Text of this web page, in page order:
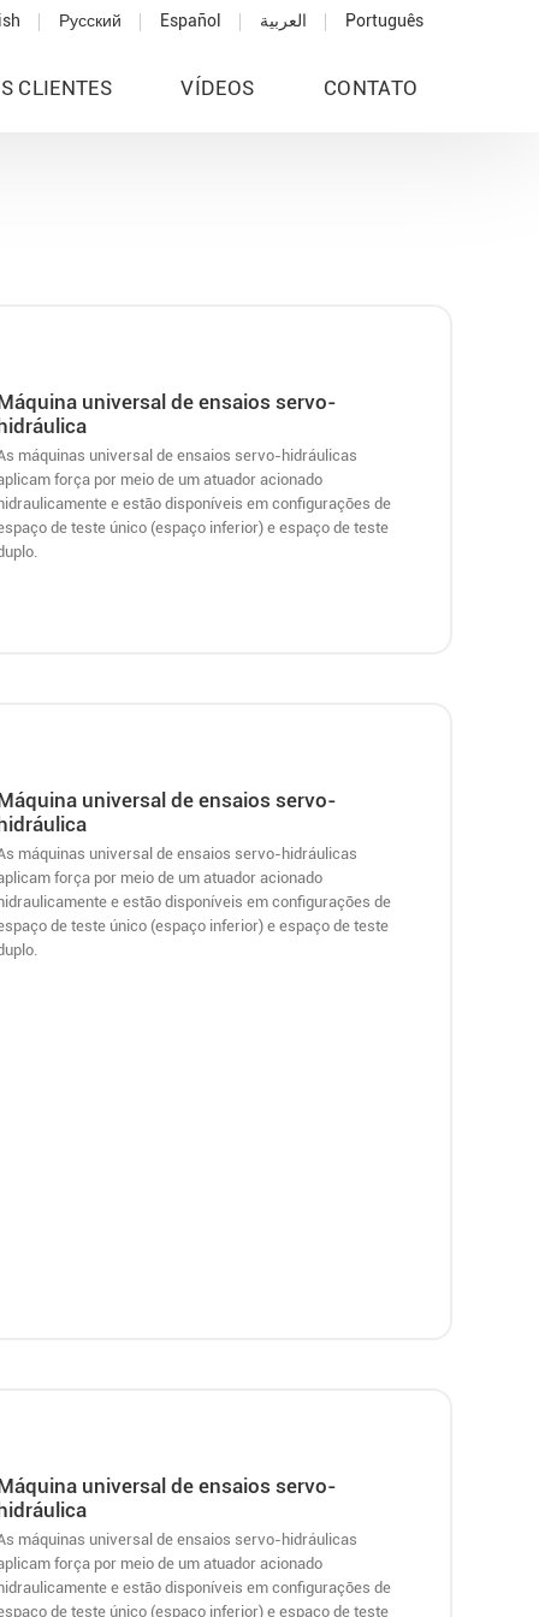
Русский Español العربية Português
CLIENTES VÍDEOS CONTATO
universal de ensaios servo-
máquinas universal de ensaios servo-hidráulicas
força por meio de um atuador acionado
e estão disponíveis em configurações de
de teste único (espaço inferior) e espaço de teste
universal de ensaios servo-
máquinas universal de ensaios servo-hidráulicas
força por meio de um atuador acionado
e estão disponíveis em configurações de
de teste único (espaço inferior) e espaço de teste
universal de ensaios servo-
hidráulica
máquinas universal de ensaios servo-hidráulicas
força por meio de um atuador acionado
hidraulicamente e estão disponíveis em configurações de
de teste único (espaço inferior) e espaço de teste